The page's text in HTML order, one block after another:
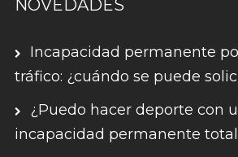
NOVEDADES
Incapacidad permanente
tráfico: ¿cuándo se puede
¿Puedo hacer deporte con
incapacidad permanente